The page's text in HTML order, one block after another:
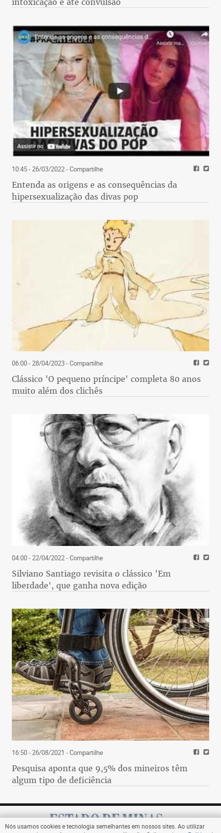
10:45 - 26/03/2022- Compartilhe
Entenda as origens e as consequências da
hipersexualização das divas pop
06:00 - 28/04/2023- Compartilhe
Clássico 'O pequeno príncipe' completa 80 anos
muito além dos clichês
04:00 - 22/04/2022- Compartilhe
Silviano Santiago revisita o clássico 'Em
liberdade', que ganha nova edição
16:50 - 26/08/2021 - Compartilhe
Pesquisa aponta que 9,5% dos mineiros têm
algum tipo de deficiência
Nós usamos cookies e tecnologia semelhantes em nossos sites. Ao utilizar